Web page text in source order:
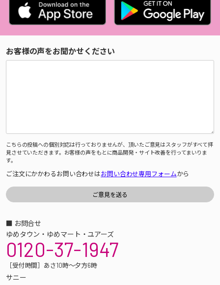
お客様の声をお聞かせください
こちらの投稿への個別対応は行っておりませんが、頂いたご意見はスタッフがすべて拝
見させていただきます。お客様の声をもとに商品開発・サイト改善を行ってまいりま
す。
ご注文にかかわるお問い合わせはお問い合わせ専用フォームから
■ お問合せ
ゆめタウン・ゆめマート・ユアーズ
0120-37-1947
［受付時間］あさ10時～夕方6時
サニー